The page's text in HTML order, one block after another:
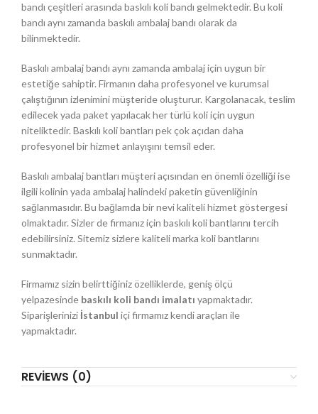
bandı çeşitleri arasında baskılı koli bandı gelmektedir. Bu koli
bandı aynı zamanda baskılı ambalaj bandı olarak da
bilinmektedir.
Baskılı ambalaj bandı aynı zamanda ambalaj için uygun bir
estetiğe sahiptir. Firmanın daha profesyonel ve kurumsal
çalıştığının izlenimini müşteride oluşturur. Kargolanacak, teslim
edilecek yada paket yapılacak her türlü koli için uygun
niteliktedir. Baskılı koli bantları pek çok açıdan daha
profesyonel bir hizmet anlayışını temsil eder.
Baskılı ambalaj bantları müşteri açısından en önemli özelliği ise
ilgili kolinin yada ambalaj halindeki paketin güvenliğinin
sağlanmasıdır. Bu bağlamda bir nevi kaliteli hizmet göstergesi
olmaktadır. Sizler de firmanız için baskılı koli bantlarını tercih
edebilirsiniz. Sitemiz sizlere kaliteli marka koli bantlarını
sunmaktadır.
Firmamız sizin belirttiğiniz özelliklerde, geniş ölçü
yelpazesinde baskılı koli bandı imalatı yapmaktadır.
Siparişlerinizi İstanbul içi firmamız kendi araçları ile
yapmaktadır.
REVIEWS (0)